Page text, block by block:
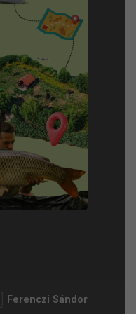
Ferenczi Sándor